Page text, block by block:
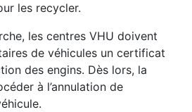
les recycler.
les centres VHU doivent
de véhicules un certificat
des engins. Dès lors, la
à l’annulation de